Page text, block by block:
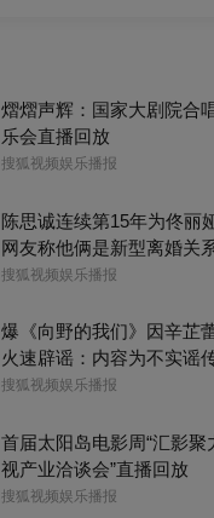
熠熠声辉：国家大剧院合
乐会直播回放
搜狐视频娱乐播报
陈思诚连续第15年为佟丽
网友称他俩是新型离婚关系
搜狐视频娱乐播报
爆《向野的我们》因辛芷
火速辟谣：内容为不实谣传
搜狐视频娱乐播报
首届太阳岛电影周“汇影聚
视产业洽谈会”直播回放
搜狐视频娱乐播报